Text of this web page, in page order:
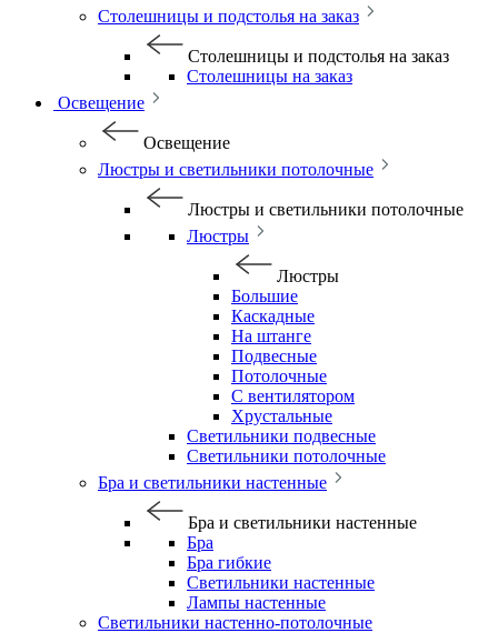
Столешницы и подстолья на заказ
Столешницы и подстолья на заказ
Столешницы на заказ
Освещение
Освещение
Люстры и светильники потолочные
Люстры и светильники потолочные
Люстры
Люстры
Большие
Каскадные
На штанге
Подвесные
Потолочные
С вентилятором
Хрустальные
Светильники подвесные
Светильники потолочные
Бра и светильники настенные
Бра и светильники настенные
Бра
Бра гибкие
Светильники настенные
Лампы настенные
Светильники настенно-потолочные